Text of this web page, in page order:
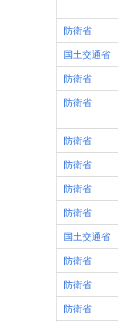
防衛省
国土交通省
防衛省
防衛省
防衛省
防衛省
防衛省
防衛省
国土交通省
防衛省
防衛省
防衛省